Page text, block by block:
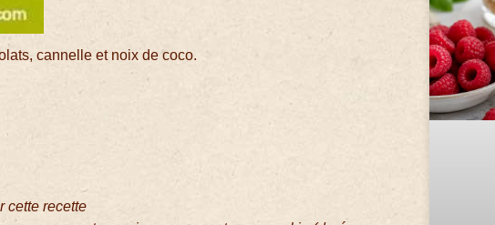
cannelle et noix de coco.
cette recette